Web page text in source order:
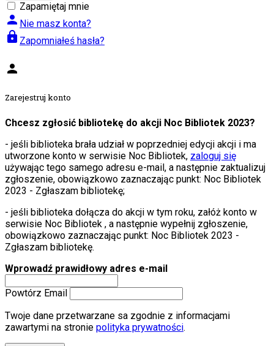
Zapamiętaj mnie
person Nie masz konta?
lock Zapomniałeś hasła?
person
Zarejestruj konto
Chcesz zgłosić bibliotekę do akcji Noc Bibliotek 2023?
- jeśli biblioteka brała udział w poprzedniej edycji akcji i ma
utworzone konto w serwisie Noc Bibliotek, zaloguj się
używając tego samego adresu e-mail, a następnie zaktualizuj
zgłoszenie, obowiązkowo zaznaczając punkt: Noc Bibliotek
2023 - Zgłaszam bibliotekę;
- jeśli biblioteka dołącza do akcji w tym roku, załóż konto w
serwisie Noc Bibliotek , a następnie wypełnij zgłoszenie,
obowiązkowo zaznaczając punkt: Noc Bibliotek 2023 -
Zgłaszam bibliotekę.
Wprowadź prawidłowy adres e-mail
Powtórz Email
Twoje dane przetwarzane sa zgodnie z informacjami
zawartymi na stronie polityka prywatności.